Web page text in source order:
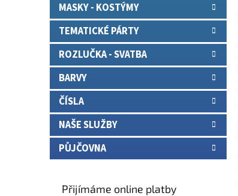
MASKY - KOSTÝMY
TEMATICKÉ PÁRTY
ROZLUČKA - SVATBA
BARVY
ČÍSLA
NAŠE SLUŽBY
PŮJČOVNA
Přijímáme online platby